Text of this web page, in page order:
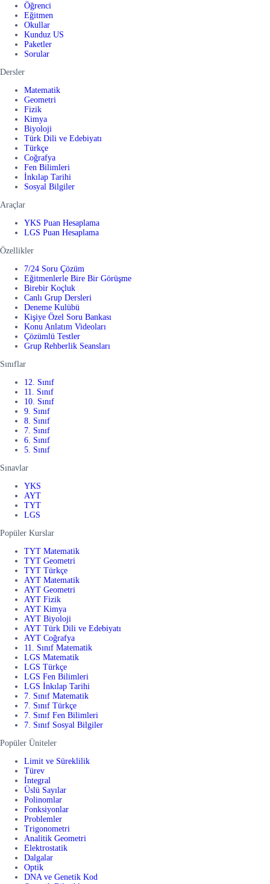
Öğrenci
Eğitmen
Okullar
Kunduz US
Paketler
Sorular
Dersler
Matematik
Geometri
Fizik
Kimya
Biyoloji
Türk Dili ve Edebiyatı
Türkçe
Coğrafya
Fen Bilimleri
İnkılap Tarihi
Sosyal Bilgiler
Araçlar
YKS Puan Hesaplama
LGS Puan Hesaplama
Özellikler
7/24 Soru Çözüm
Eğitmenlerle Bire Bir Görüşme
Birebir Koçluk
Canlı Grup Dersleri
Deneme Kulübü
Kişiye Özel Soru Bankası
Konu Anlatım Videoları
Çözümlü Testler
Grup Rehberlik Seansları
Sınıflar
12. Sınıf
11. Sınıf
10. Sınıf
9. Sınıf
8. Sınıf
7. Sınıf
6. Sınıf
5. Sınıf
Sınavlar
YKS
AYT
TYT
LGS
Popüler Kurslar
TYT Matematik
TYT Geometri
TYT Türkçe
AYT Matematik
AYT Geometri
AYT Fizik
AYT Kimya
AYT Biyoloji
AYT Türk Dili ve Edebiyatı
AYT Coğrafya
11. Sınıf Matematik
LGS Matematik
LGS Türkçe
LGS Fen Bilimleri
LGS İnkılap Tarihi
7. Sınıf Matematik
7. Sınıf Türkçe
7. Sınıf Fen Bilimleri
7. Sınıf Sosyal Bilgiler
Popüler Üniteler
Limit ve Süreklilik
Türev
İntegral
Üslü Sayılar
Polinomlar
Fonksiyonlar
Problemler
Trigonometri
Analitik Geometri
Elektrostatik
Dalgalar
Optik
DNA ve Genetik Kod